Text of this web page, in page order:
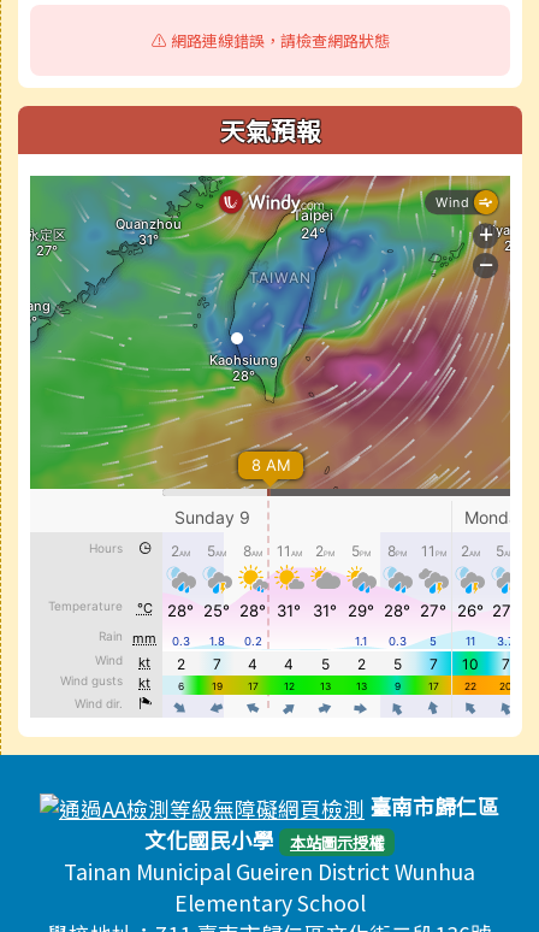
⚠️ 網路連線錯誤，請檢查網路狀態
天氣預報
頁尾區域內容
臺南市歸仁區
文化國民小學 本站圖示授權
Tainan Municipal Gueiren District Wunhua
Elementary School